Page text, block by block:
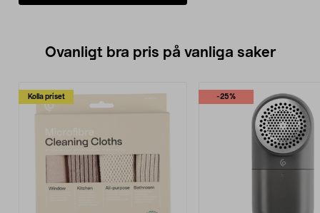
Ovanligt bra pris på vanliga saker
Kolla priset -25%